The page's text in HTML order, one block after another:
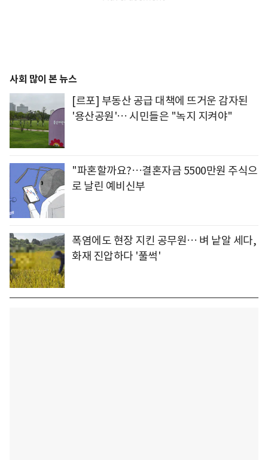
사회 많이 본 뉴스
[르포] 부동산 공급 대책에 뜨거운 감자된
'용산공원'… 시민들은 "녹지 지켜야"
"파혼할까요?…결혼자금 5500만원 주식으
로 날린 예비신부
폭염에도 현장 지킨 공무원… 벼 낱알 세다,
화재 진압하다 '풀썩'